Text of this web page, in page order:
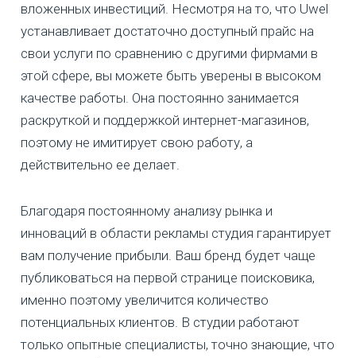
вложенных инвестиций. Несмотря на то, что Uwel
устанавливает достаточно доступный прайс на
свои услуги по сравнению с другими фирмами в
этой сфере, вы можете быть уверены в высоком
качестве работы. Она постоянно занимается
раскруткой и поддержкой интернет-магазинов,
поэтому не имитирует свою работу, а
действительно ее делает.
Благодаря постоянному анализу рынка и
инноваций в области рекламы студия гарантирует
вам получение прибыли. Ваш бренд будет чаще
публиковаться на первой странице поисковика,
именно поэтому увеличится количество
потенциальных клиентов. В студии работают
только опытные специалисты, точно знающие, что